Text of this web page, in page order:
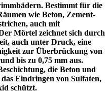
Bestimmt für die
wie Beton, Zement-
auch mit
Mörtel zeichnet sich durch
auch unter Druck, eine
zur Überbrückung von
bis zu 0,75 mm aus.
die Beton und
Eindringen von Sulfaten,
schützt.